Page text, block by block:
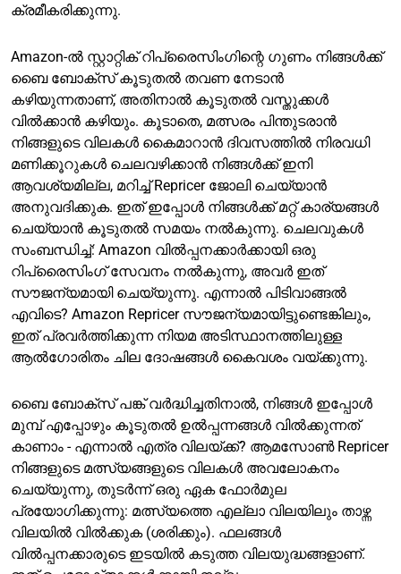
ക്രമീകരിക്കുന്നു.
Amazon-ൽ സ്റ്റാറ്റിക് റിപ്രൈസിംഗിന്റെ ഗുണം നിങ്ങൾക്ക്
ബൈ ബോക്സ് കൂടുതൽ തവണ നേടാൻ
കഴിയുന്നതാണ്, അതിനാൽ കൂടുതൽ വസ്തുക്കൾ
വിൽക്കാൻ കഴിയും. കൂടാതെ, മത്സരം പിന്തുടരാൻ
നിങ്ങളുടെ വിലകൾ കൈമാറാൻ ദിവസത്തിൽ നിരവധി
മണിക്കൂറുകൾ ചെലവഴിക്കാൻ നിങ്ങൾക്ക് ഇനി
ആവശ്യമില്ല, മറിച്ച് Repricer ജോലി ചെയ്യാൻ
അനുവദിക്കുക. ഇത് ഇപ്പോൾ നിങ്ങൾക്ക് മറ്റ് കാര്യങ്ങൾ
ചെയ്യാൻ കൂടുതൽ സമയം നൽകുന്നു. ചെലവുകൾ
സംബന്ധിച്ച്: Amazon വിൽപ്പനക്കാർക്കായി ഒരു
റിപ്രൈസിംഗ് സേവനം നൽകുന്നു, അവർ ഇത്
സൗജന്യമായി ചെയ്യുന്നു. എന്നാൽ പിടിവാങ്ങൽ
എവിടെ? Amazon Repricer സൗജന്യമായിട്ടുണ്ടെങ്കിലും,
ഇത് പ്രവർത്തിക്കുന്ന നിയമ അടിസ്ഥാനത്തിലുള്ള
ആൽഗോരിതം ചില ദോഷങ്ങൾ കൈവശം വയ്ക്കുന്നു.
ബൈ ബോക്‌സ് പങ്ക് വർദ്ധിച്ചതിനാൽ, നിങ്ങൾ ഇപ്പോൾ
മുമ്പ് എപ്പോഴും കൂടുതൽ ഉൽപ്പന്നങ്ങൾ വിൽക്കുന്നത്
കാണാം - എന്നാൽ എത്ര വിലയ്ക്ക്? ആമസോൺ Repricer
നിങ്ങളുടെ മത്സ്യങ്ങളുടെ വിലകൾ അവലോകനം
ചെയ്യുന്നു, തുടർന്ന് ഒരു ഏക ഫോർമുല
പ്രയോഗിക്കുന്നു: മത്സ്യത്തെ എല്ലാ വിലയിലും താഴ്ന്ന
വിലയിൽ വിൽക്കുക (ശരിക്കും). ഫലങ്ങൾ
വിൽപ്പനക്കാരുടെ ഇടയിൽ കടുത്ത വിലയുദ്ധങ്ങളാണ്.